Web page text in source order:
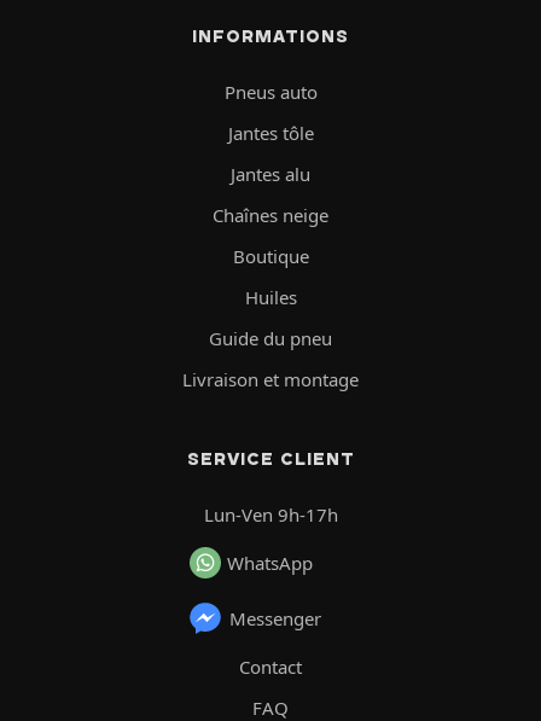
INFORMATIONS
Pneus auto
Jantes tôle
Jantes alu
Chaînes neige
Boutique
Huiles
Guide du pneu
Livraison et montage
SERVICE CLIENT
Lun-Ven 9h-17h
WhatsApp
Messenger
Contact
FAQ